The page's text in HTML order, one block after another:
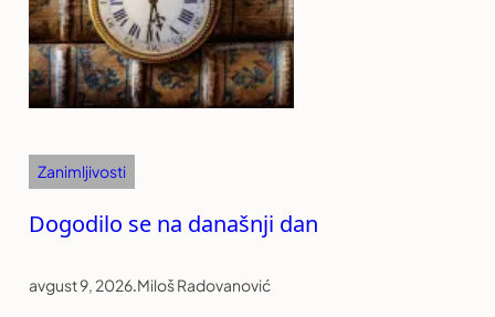
Zanimljivosti
Dogodilo se na današnji dan
avgust 9, 2026.Miloš Radovanović